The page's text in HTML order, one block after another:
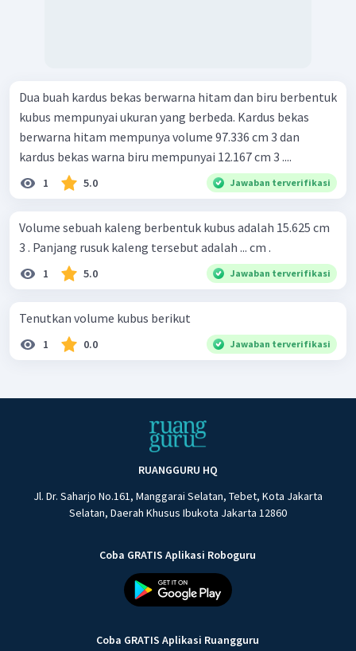
Dua buah kardus bekas berwarna hitam dan biru berbentuk
kubus mempunyai ukuran yang berbeda. Kardus bekas
berwarna hitam mempunya volume 97.336 cm 3 dan
kardus bekas warna biru mempunyai 12.167 cm 3 ....
1 5.0 Jawaban terverifikasi
Volume sebuah kaleng berbentuk kubus adalah 15.625 cm
3 . Panjang rusuk kaleng tersebut adalah ... cm .
1 5.0 Jawaban terverifikasi
Tenutkan volume kubus berikut
1 0.0 Jawaban terverifikasi
RUANGGURU HQ
Jl. Dr. Saharjo No.161, Manggarai Selatan, Tebet, Kota Jakarta
Selatan, Daerah Khusus Ibukota Jakarta 12860
Coba GRATIS Aplikasi Roboguru
Coba GRATIS Aplikasi Ruangguru